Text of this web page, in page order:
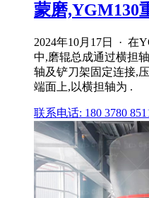
蒙磨,YGM130
2024年10月17日 · 在
中,磨辊总成通过横担
轴及铲刀架固定连接,
端面上,以横担轴为 .
联系电话: 180 3780